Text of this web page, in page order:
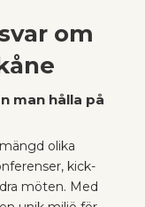
om
man hålla på
olika
kick-
möten. Med